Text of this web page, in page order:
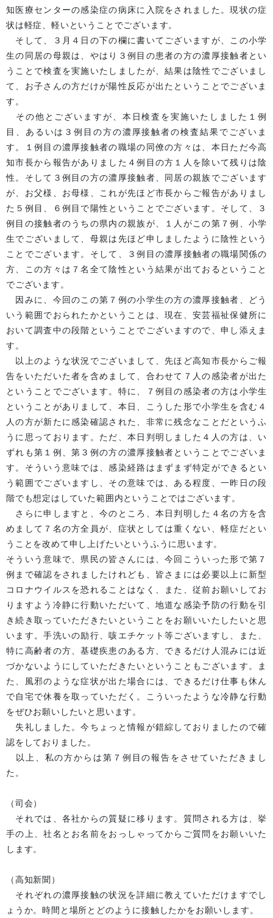
知医療センターの感染症の病床に入院をされました。現状の症
状は軽症、軽いということでございます。
そして、３月４日の下の欄に書いてございますが、この小学
生の同居の母親は、やはり３例目の患者の方の濃厚接触者とい
うことで検査を実施いたしましたが、結果は陰性でございまし
て、お子さんの方だけが陽性反応が出たということでございま
す。
その他とございますが、本日検査を実施いたしました１例
目、あるいは３例目の方の濃厚接触者の検査結果でございま
す。１例目の濃厚接触者の職場の同僚の方々は、本日ただ今高
知市長から報告がありました４例目の方１人を除いて残りは陰
性。そして３例目の方の濃厚接触者、同居の親族でございます
が、お父様、お母様、これが先ほど市長からご報告がありまし
た５例目、６例目で陽性ということでございます。そして、３
例目の接触者のうちの県内の親族が、１人がこの第７例、小学
生でございまして、母親は先ほど申しましたように陰性という
ことでございます。そして、３例目の濃厚接触者の職場関係の
方、この方々は７名全て陰性という結果が出ておるということ
でございます。
因みに、今回のこの第７例の小学生の方の濃厚接触者、どう
いう範囲でおられたかということは、現在、安芸福祉保健所に
おいて調査中の段階ということでございますので、申し添えま
す。
以上のような状況でございまして、先ほど高知市長からご報
告をいただいた者を含めまして、合わせて７人の感染者が出た
ということでございます。特に、７例目の感染者の方は小学生
ということがありまして、本日、こうした形で小学生を含む４
人の方が新たに感染確認された、非常に残念なことだというふ
うに思っております。ただ、本日判明しました４人の方は、い
ずれも第１例、第３例の方の濃厚接触者ということでございま
す。そういう意味では、感染経路はまずまず特定ができるとい
う範囲でございますし、その意味では、ある程度、一昨日の段
階でも想定はしていた範囲内ということではございます。
さらに申しますと、今のところ、本日判明した４名の方を含
めまして７名の方全員が、症状としては重くない、軽症だとい
うことを改めて申し上げたいというふうに思います。
そういう意味で、県民の皆さんには、今回こういった形で第７
例まで確認をされましたけれども、皆さまには必要以上に新型
コロナウイルスを恐れることはなく、また、従前お願いしてお
りますよう冷静に行動いただいて、地道な感染予防の行動を引
き続き取っていただきたいということをお願いいたしたいと思
います。手洗いの励行、咳エチケット等ございますし、また、
特に高齢者の方、基礎疾患のある方、できるだけ人混みには近
づかないようにしていただきたいということもございます。ま
た、風邪のような症状が出た場合には、できるだけ仕事も休ん
で自宅で休養を取っていただく。こういったような冷静な行動
をぜひお願いしたいと思います。
失礼しました。今ちょっと情報が錯綜しておりましたので確
認をしておりました。
以上、私の方からは第７例目の報告をさせていただきまし
た。
（司会）
それでは、各社からの質疑に移ります。質問される方は、挙
手の上、社名とお名前をおっしゃってからご質問をお願いいた
します。
（高知新聞）
それぞれの濃厚接触の状況を詳細に教えていただけますでし
ょうか。時間と場所とどのように接触したかをお願いします。